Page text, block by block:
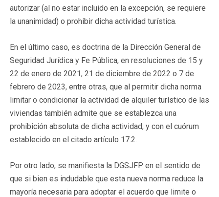
autorizar (al no estar incluido en la excepción, se requiere
la unanimidad) o prohibir dicha actividad turística.
En el último caso, es doctrina de la Dirección General de
Seguridad Jurídica y Fe Pública, en resoluciones de 15 y
22 de enero de 2021, 21 de diciembre de 2022 o 7 de
febrero de 2023, entre otras, que al permitir dicha norma
limitar o condicionar la actividad de alquiler turístico de las
viviendas también admite que se establezca una
prohibición absoluta de dicha actividad, y con el cuórum
establecido en el citado artículo 17.2.
Por otro lado, se manifiesta la DGSJFP en el sentido de
que si bien es indudable que esta nueva norma reduce la
mayoría necesaria para adoptar el acuerdo que limite o